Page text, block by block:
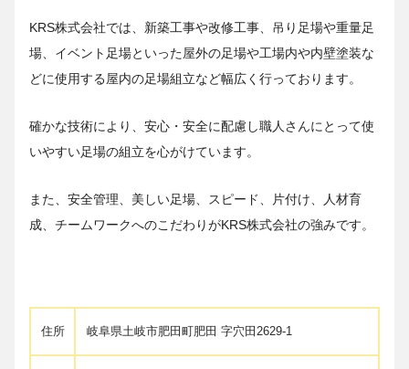
KRS株式会社では、新築工事や改修工事、吊り足場や重量足
場、イベント足場といった屋外の足場や工場内や内壁塗装な
どに使用する屋内の足場組立など幅広く行っております。
確かな技術により、安心・安全に配慮し職人さんにとって使
いやすい足場の組立を心がけています。
また、安全管理、美しい足場、スピード、片付け、人材育
成、チームワークへのこだわりがKRS株式会社の強みです。
住所 岐阜県土岐市肥田町肥田 字穴田2629-1